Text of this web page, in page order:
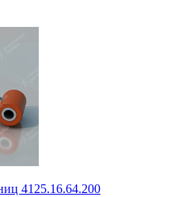
4125.16.64.200